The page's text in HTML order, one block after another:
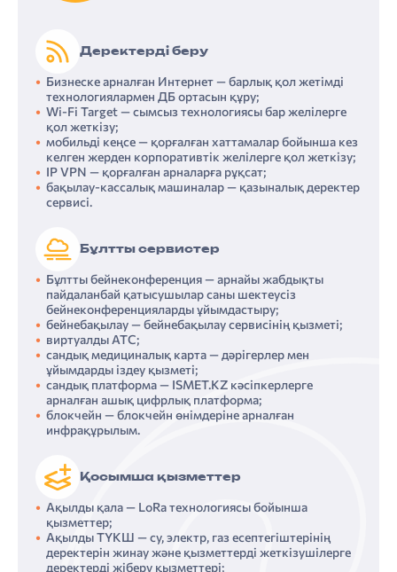
Деректерді беру
Бизнеске арналған Интернет — барлық қол жетімді
технологиялармен ДБ ортасын құру;
Wi-Fi Target — сымсыз технологиясы бар желілерге
қол жеткізу;
мобильді кеңсе — қорғалған хаттамалар бойынша кез
келген жерден корпоративтік желілерге қол жеткізу;
IP VPN — қорғалған арналарға рұқсат;
бақылау-кассалық машиналар — қазыналық деректер
сервисі.
Бұлтты сервистер
Бұлтты бейнеконференция — арнайы жабдықты
пайдаланбай қатысушылар саны шектеусіз
бейнеконференцияларды ұйымдастыру;
бейнебақылау — бейнебақылау сервисінің қызметі;
виртуалды АТС;
сандық медициналық карта — дәрігерлер мен
ұйымдарды іздеу қызметі;
сандық платформа — ISMET.KZ кәсіпкерлерге
арналған ашық цифрлық платформа;
блокчейн — блокчейн өнімдеріне арналған
инфрақұрылым.
Қосымша қызметтер
Ақылды қала — LoRa технологиясы бойынша
қызметтер;
Ақылды ТҮКШ — су, электр, газ есептегіштерінің
деректерін жинау және қызметтерді жеткізушілерге
деректерді жіберу қызметтері;